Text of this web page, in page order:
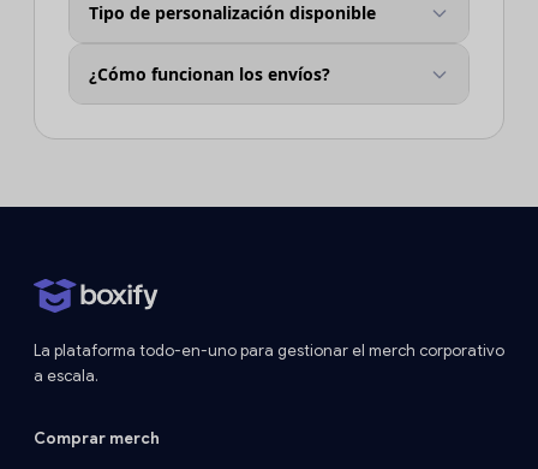
Tipo de personalización disponible
¿Cómo funcionan los envíos?
La plataforma todo-en-uno para gestionar el merch corporativo
a escala.
Comprar merch